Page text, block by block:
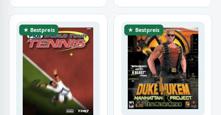
★ Bestpreis ★ Bestpreis